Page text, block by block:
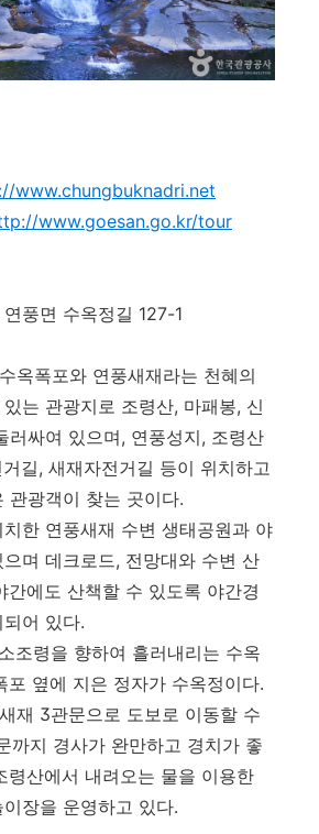
www.chungbuknadri.net
www.goesan.go.kr/tour
풍면 수옥정길 127-1
옥폭포와 연풍새재라는 천혜의
는 관광지로 조령산, 마패봉, 신
러싸여 있으며, 연풍성지, 조령산
길, 새재자전거길 등이 위치하고
관광객이 찾는 곳이다.
한 연풍새재 수변 생태공원과 야
며 데크로드, 전망대와 수변 산
간에도 산책할 수 있도록 야간경
어 있다.
조령을 향하여 흘러내리는 수옥
포 옆에 지은 정자가 수옥정이다.
재 3관문으로 도보로 이동할 수
까지 경사가 완만하고 경치가 좋
령산에서 내려오는 물을 이용한
장을 운영하고 있다.